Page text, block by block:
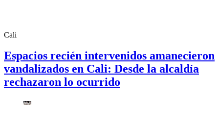
Cali
Espacios recién intervenidos amanecieron
vandalizados en Cali: Desde la alcaldía
rechazaron lo ocurrido